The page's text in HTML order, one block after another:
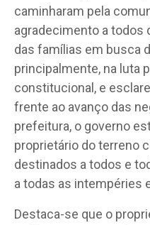
caminharam pela
agradecimento a todos
das famílias em busca
principalmente, na luta
constitucional, e
frente ao avanço das
prefeitura, o governo
proprietário do terreno
destinados a todos e
a todas as intempéries
Destaca-se que o